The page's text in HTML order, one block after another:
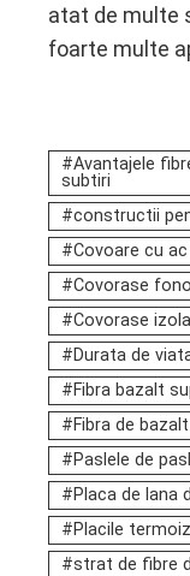
atat de multe
foarte multe
Avantajele
subtiri
constructii
Covoare cu
Covorase
Covorase
Durata de
Fibra bazalt
Fibra de
Paslele de
Placa de lana
Placile
strat de fibre